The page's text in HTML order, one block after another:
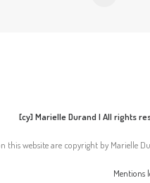
[cy] Marielle Durand | All rights
this website are copyright by Marielle
Mentions